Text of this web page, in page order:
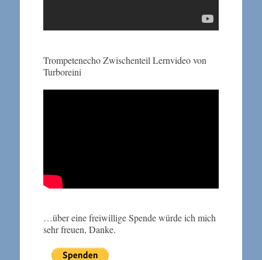
Trompetenecho Zwischenteil Lernvideo von
Turboreini
…über eine freiwillige Spende würde ich mich
sehr freuen, Danke.